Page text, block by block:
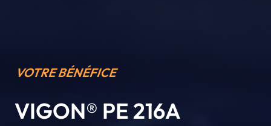
VOTRE BÉNÉFICE
VIGON® PE 216A